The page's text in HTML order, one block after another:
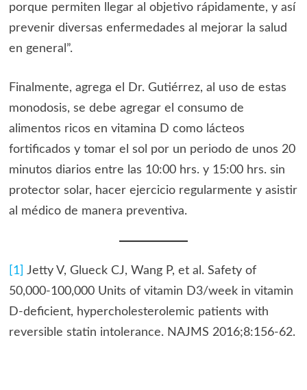
porque permiten llegar al objetivo rápidamente, y así
prevenir diversas enfermedades al mejorar la salud
en general”.
Finalmente, agrega el Dr. Gutiérrez, al uso de estas
monodosis, se debe agregar el consumo de
alimentos ricos en vitamina D como lácteos
fortificados y tomar el sol por un periodo de unos 20
minutos diarios entre las 10:00 hrs. y 15:00 hrs. sin
protector solar, hacer ejercicio regularmente y asistir
al médico de manera preventiva.
[1] Jetty V, Glueck CJ, Wang P, et al. Safety of
50,000-100,000 Units of vitamin D3/week in vitamin
D-deficient, hypercholesterolemic patients with
reversible statin intolerance. NAJMS 2016;8:156-62.